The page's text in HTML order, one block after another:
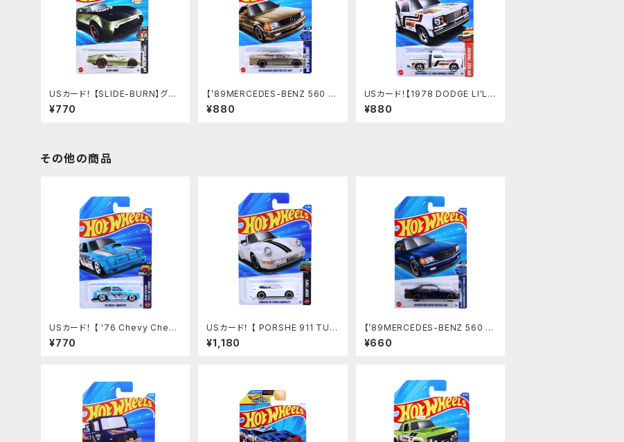
USカード！ 【SLIDE-BURN】グリ
ーン
¥770
【’89MERCEDES-BENZ 560 S
EC AMG】シルバーゴールド
¥880
USカード！【1978 DODGE LI'L R
ED EXPRESS TRUCK】ホワイト
¥880
その他の商品
USカード！ 【 '76 Chevy Cheve
tte 】ライトブルー
¥770
USカード！ 【 PORSHE 911 TUR
BO CABRIOLET】ポルシェ 911
¥1,180
【’89MERCEDES-BENZ 560 S
EC AMG】ブルー
¥660